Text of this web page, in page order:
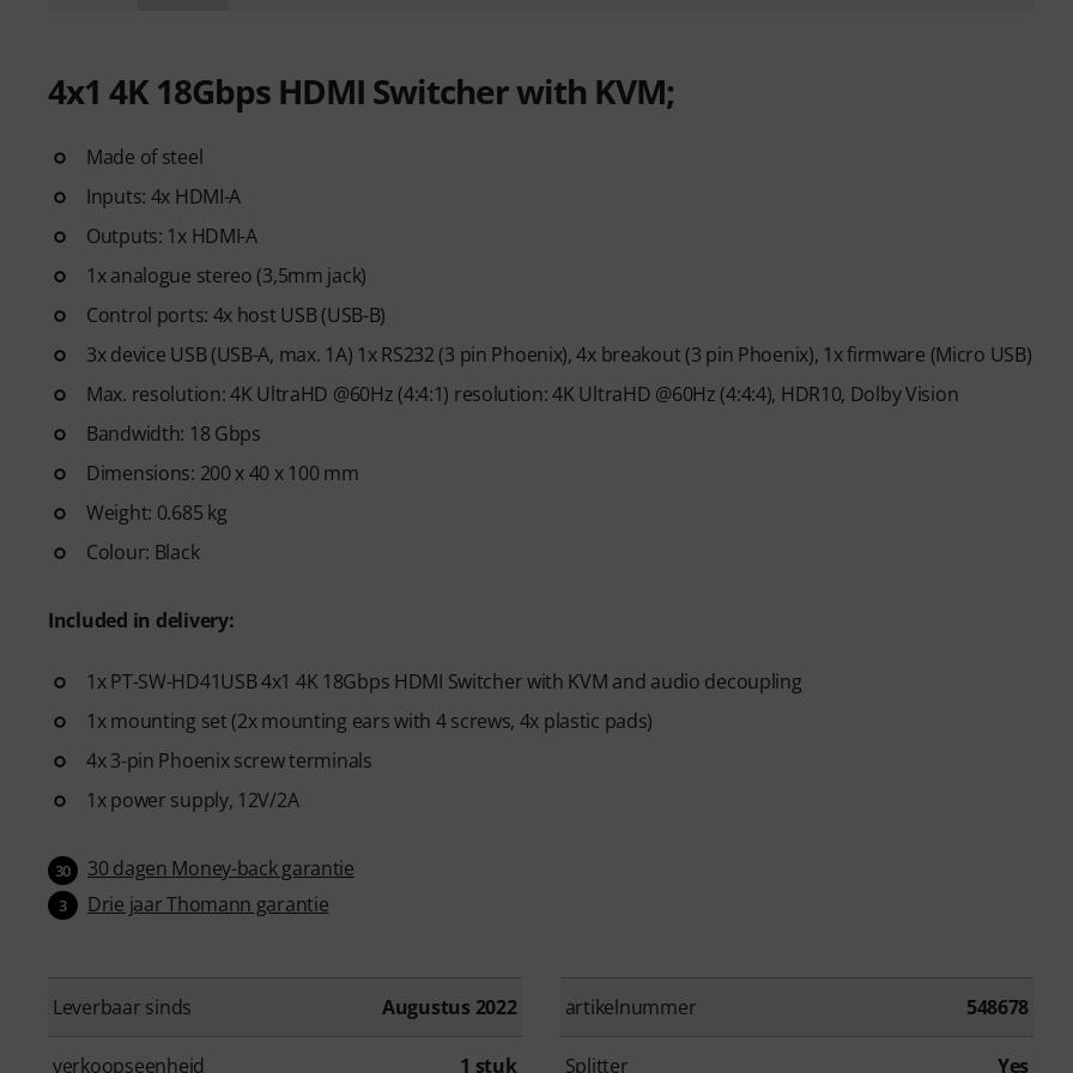
4x1 4K 18Gbps HDMI Switcher with KVM;
Made of steel
Inputs: 4x HDMI-A
Outputs: 1x HDMI-A
1x analogue stereo (3,5mm jack)
Control ports: 4x host USB (USB-B)
3x device USB (USB-A, max. 1A) 1x RS232 (3 pin Phoenix), 4x breakout (3 pin Phoenix), 1x firmware (Micro USB)
Max. resolution: 4K UltraHD @60Hz (4:4:1) resolution: 4K UltraHD @60Hz (4:4:4), HDR10, Dolby Vision
Bandwidth: 18 Gbps
Dimensions: 200 x 40 x 100 mm
Weight: 0.685 kg
Colour: Black
Included in delivery:
1x PT-SW-HD41USB 4x1 4K 18Gbps HDMI Switcher with KVM and audio decoupling
1x mounting set (2x mounting ears with 4 screws, 4x plastic pads)
4x 3-pin Phoenix screw terminals
1x power supply, 12V/2A
30 30 dagen Money-back garantie
3 Drie jaar Thomann garantie
Leverbaar sinds Augustus 2022 artikelnummer 548678
verkoopseenheid 1 stuk Splitter Yes